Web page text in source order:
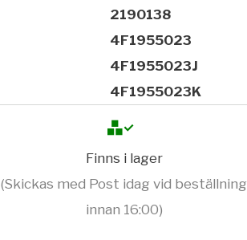
2190138
4F1955023
4F1955023J
4F1955023K
Finns i lager
(Skickas med Post idag vid beställning
innan 16:00)